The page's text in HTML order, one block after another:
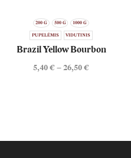
200 G 500 G 1000 G
PUPELĖMIS VIDUTINIS
Brazil Yellow Bourbon
5,40€ –26,50€